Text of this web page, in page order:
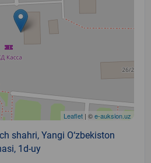
Leaflet | ©e-auksion.uz
shahri, Yangi O‘zbekiston
1d-uy